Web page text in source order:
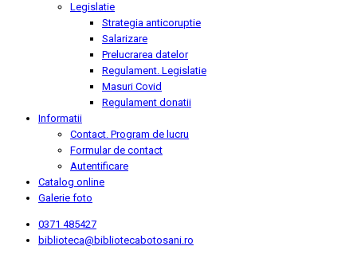
Legislatie
Strategia anticoruptie
Salarizare
Prelucrarea datelor
Regulament. Legislatie
Masuri Covid
Regulament donatii
Informatii
Contact. Program de lucru
Formular de contact
Autentificare
Catalog online
Galerie foto
0371 485427
biblioteca@bibliotecabotosani.ro